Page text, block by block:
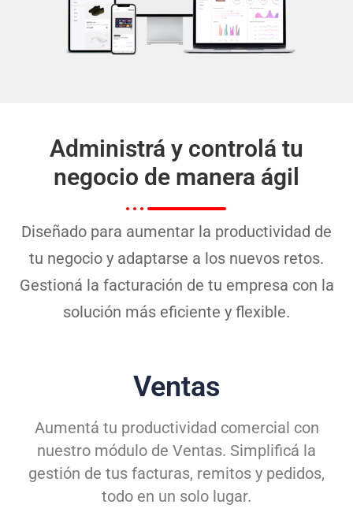
Administrá y controlá tu
negocio de manera ágil
Diseñado para aumentar la productividad de
tu negocio y adaptarse a los nuevos retos.
Gestioná la facturación de tu empresa con la
solución más eficiente y flexible.
Ventas
Aumentá tu productividad comercial con
nuestro módulo de Ventas. Simplificá la
gestión de tus facturas, remitos y pedidos,
todo en un solo lugar.